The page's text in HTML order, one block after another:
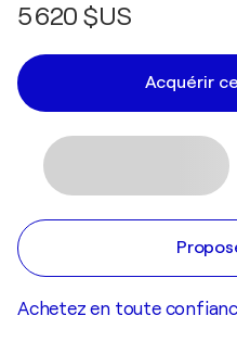
5 620 $US
Acquérir
Achetez en toute